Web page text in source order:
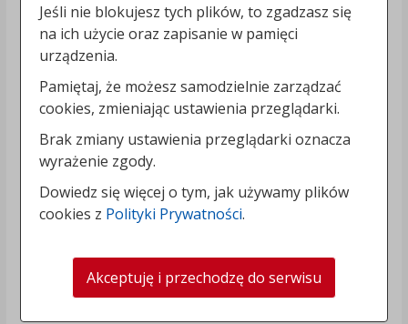
Jeśli nie blokujesz tych plików, to zgadzasz się
na ich użycie oraz zapisanie w pamięci
urządzenia.
Pamiętaj, że możesz samodzielnie zarządzać
cookies, zmieniając ustawienia przeglądarki.
Brak zmiany ustawienia przeglądarki oznacza
wyrażenie zgody.
Dowiedz się więcej o tym, jak używamy plików
cookies z Polityki Prywatności.
Akceptuję i przechodzę do serwisu